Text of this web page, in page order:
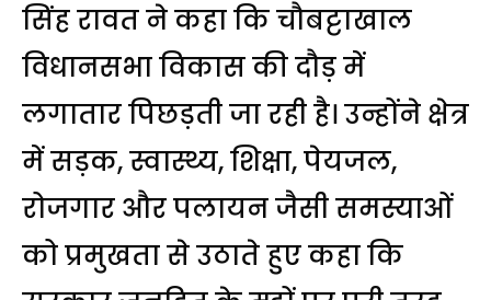
सिंह रावत ने कहा कि चौबट्टाखाल
विधानसभा विकास की दौड़ में
लगातार पिछड़ती जा रही है। उन्होंने क्षेत्र
में सड़क, स्वास्थ्य, शिक्षा, पेयजल,
रोजगार और पलायन जैसी समस्याओं
को प्रमुखता से उठाते हुए कहा कि